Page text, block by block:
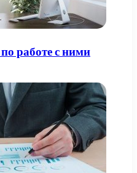
работе с ними